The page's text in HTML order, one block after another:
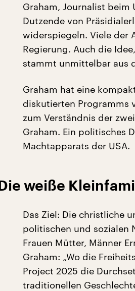
Graham, Journalist beim
Dutzende von
widerspiegeln. Viele der
Regierung. Auch die
stammt unmittelbar aus
Graham hat eine
diskutierten Programms
zum Verständnis der
Graham. Ein politisches
Machtapparats der USA.
Die weiße
Das Ziel: Die christliche
politischen und sozialen
Frauen Mütter, Männer
Graham: „Wo die
Project 2025 die
traditionellen